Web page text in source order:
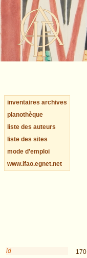
inventaires archives
planothèque
liste des auteurs
liste des sites
mode d’emploi
www.ifao.egnet.net
id
170